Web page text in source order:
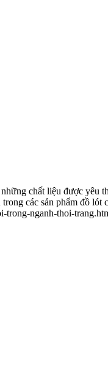
chất liệu được
các sản phẩm đồ
trong-nganh-thoi-